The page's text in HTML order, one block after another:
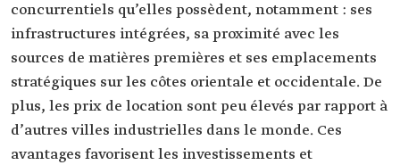
concurrentiels qu’elles possèdent, notamment : ses
infrastructures intégrées, sa proximité avec les
sources de matières premières et ses emplacements
stratégiques sur les côtes orientale et occidentale. De
plus, les prix de location sont peu élevés par rapport à
d’autres villes industrielles dans le monde. Ces
avantages favorisent les investissements et